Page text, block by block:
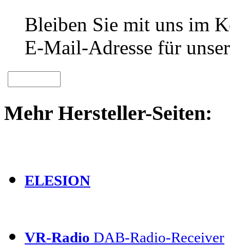
Bleiben Sie mit uns im
E-Mail-Adresse für
Mehr Hersteller-Seiten:
ELESION
VR-Radio DAB-Radio-Receiver